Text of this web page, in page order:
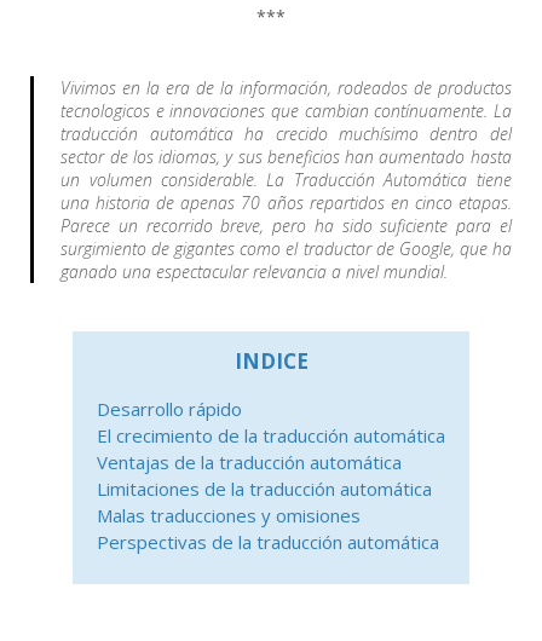
***
Vivimos en la era de la información, rodeados de productos
tecnologicos e innovaciones que cambian contínuamente. La
traducción automática ha crecido muchísimo dentro del
sector de los idiomas, y sus beneficios han aumentado hasta
un volumen considerable. La Traducción Automática tiene
una historia de apenas 70 años repartidos en cinco etapas.
Parece un recorrido breve, pero ha sido suficiente para el
surgimiento de gigantes como el traductor de Google, que ha
ganado una espectacular relevancia a nivel mundial.
INDICE
Desarrollo rápido
El crecimiento de la traducción automática
Ventajas de la traducción automática
Limitaciones de la traducción automática
Malas traducciones y omisiones
Perspectivas de la traducción automática